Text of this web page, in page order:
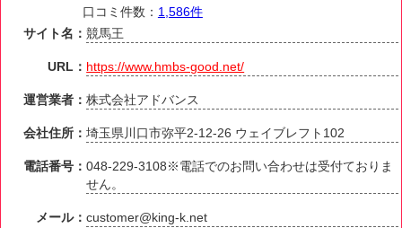
口コミ件数： 1,586件
サイト名：競馬王
URL： https://www.hmbs-good.net/
運営業者：株式会社アドバンス
会社住所：埼玉県川口市弥平2-12-26 ウェイブレフト102
電話番号：048-229-3108※電話でのお問い合わせは受付ておりま
せん。
メール：customer@king-k.net